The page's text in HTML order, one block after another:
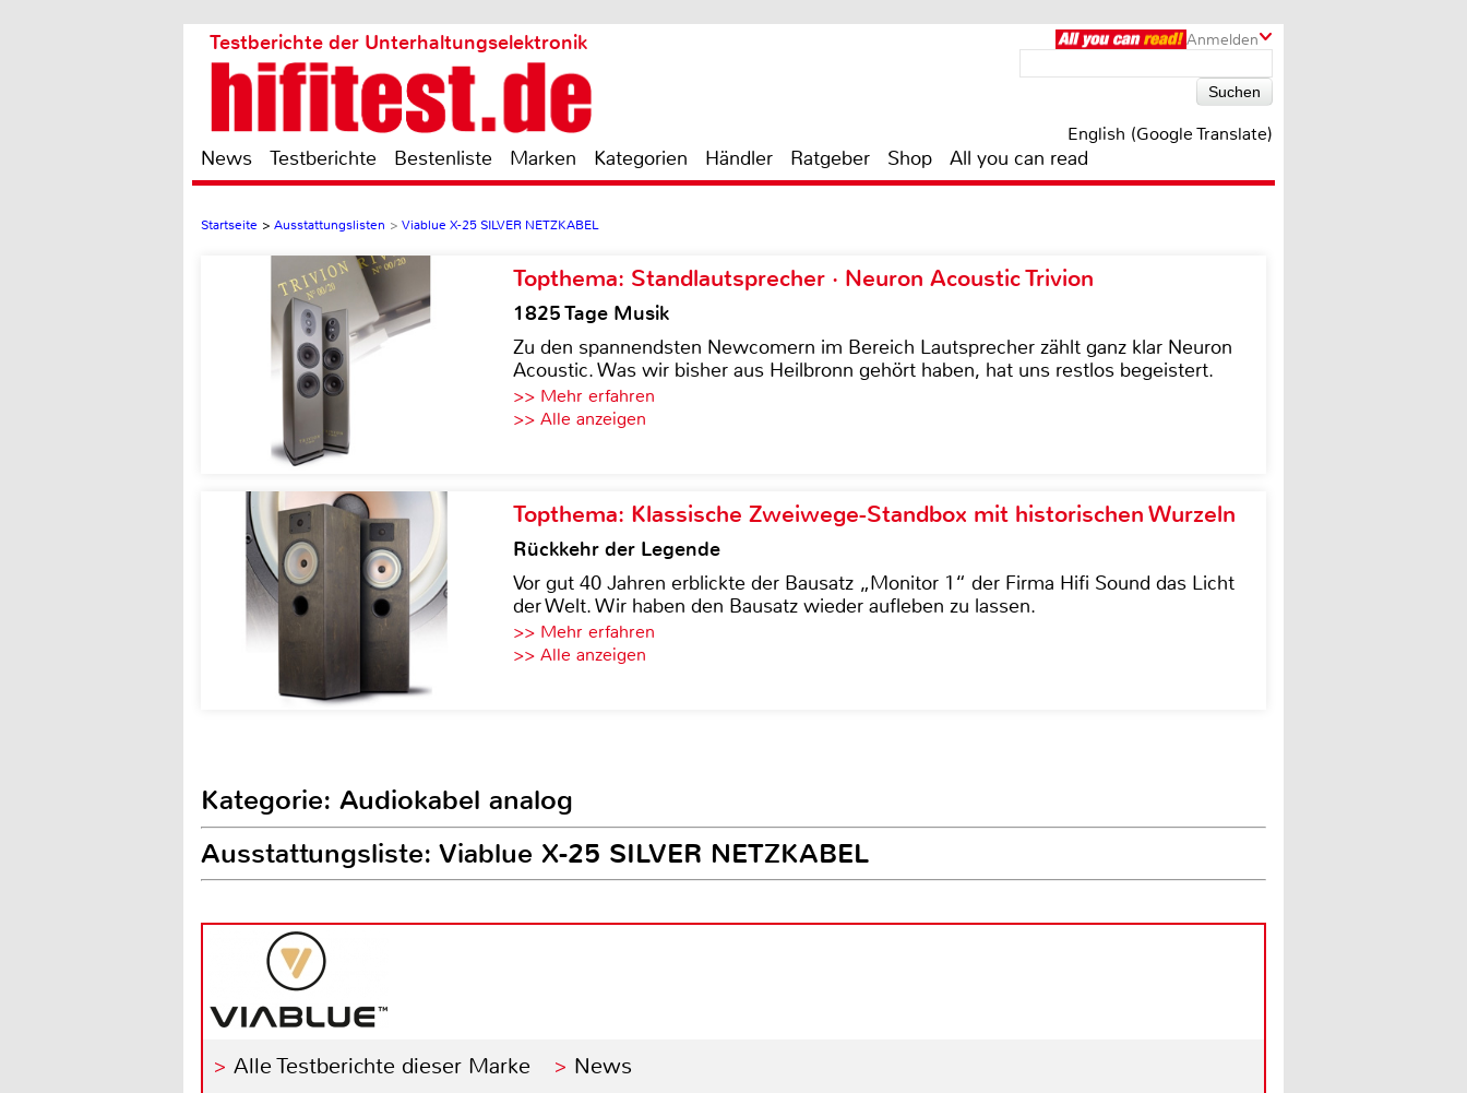
Anmelden
Testberichte der Unterhaltungselektronik
English (Google Translate)
News Testberichte Bestenliste Marken Kategorien Händler Ratgeber Shop All you can read
Startseite > Ausstattungslisten > Viablue X-25 SILVER NETZKABEL
Topthema: Standlautsprecher · Neuron Acoustic Trivion
1825 Tage Musik
Zu den spannendsten Newcomern im Bereich Lautsprecher zählt ganz klar Neuron
Acoustic. Was wir bisher aus Heilbronn gehört haben, hat uns restlos begeistert.
>> Mehr erfahren
>> Alle anzeigen
Topthema: Klassische Zweiwege-Standbox mit historischen Wurzeln
Rückkehr der Legende
Vor gut 40 Jahren erblickte der Bausatz „Monitor 1“ der Firma Hifi Sound das Licht
der Welt. Wir haben den Bausatz wieder aufleben zu lassen.
>> Mehr erfahren
>> Alle anzeigen
Kategorie: Audiokabel analog
Ausstattungsliste: Viablue X-25 SILVER NETZKABEL
Alle Testberichte dieser Marke News